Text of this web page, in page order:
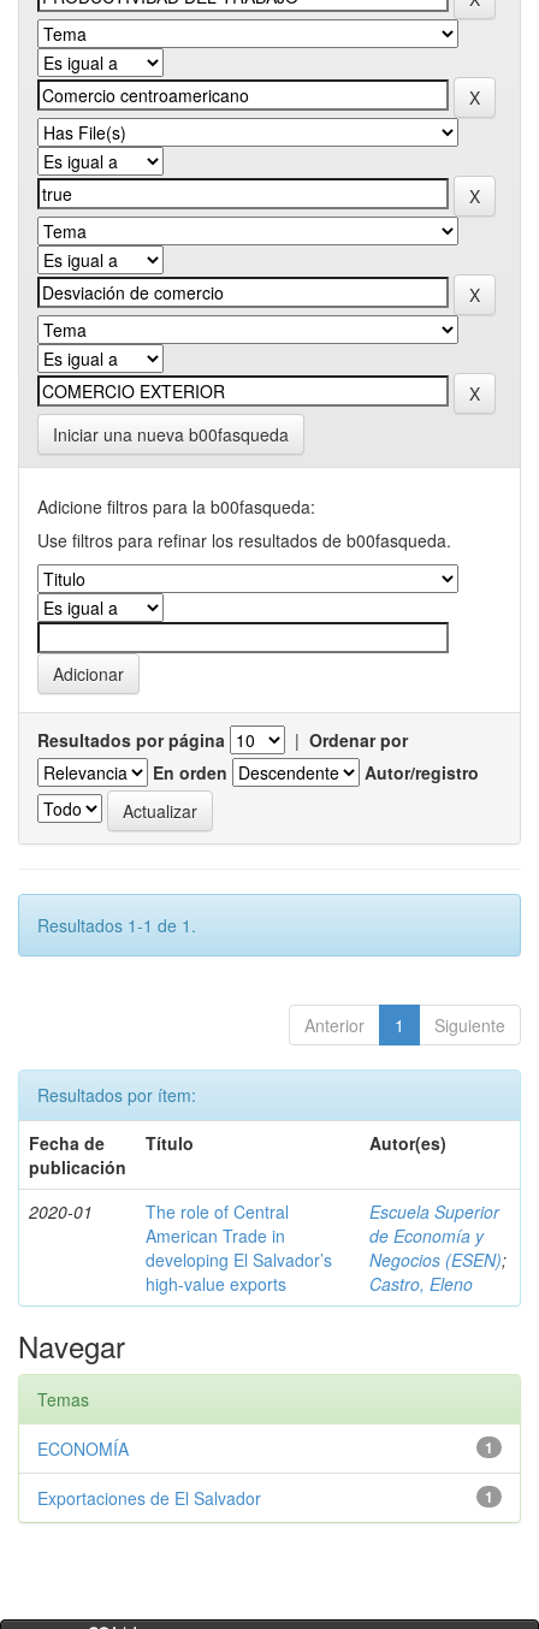
Iniciar una nueva b00fasqueda
Adicione filtros para la b00fasqueda:
Use filtros para refinar los resultados de b00fasqueda.
Resultados por página | Ordenar por
En orden
Autor/registro
Resultados 1-1 de 1.
Anterior 1 Siguiente
Resultados por ítem:
Fecha de
publicación
Título Autor(es)
2020-01
The role of Central
American Trade in
developing El Salvador’s
high-value exports
Escuela Superior
de Economía y
Negocios (ESEN);
Castro, Eleno
Navegar
Temas
1
ECONOMÍA
1
Exportaciones de El Salvador